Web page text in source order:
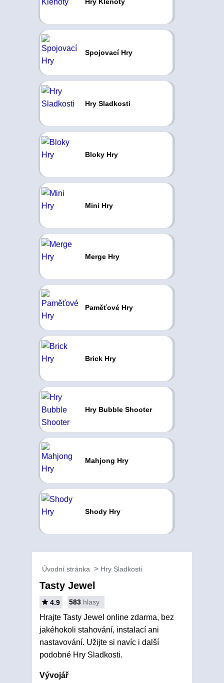
Spojovací Hry
Hry Sladkosti
Bloky Hry
Mini Hry
Merge Hry
Paměťové Hry
Brick Hry
Hry Bubble Shooter
Mahjong Hry
Shody Hry
Úvodní stránka Hry Sladkosti
Tasty Jewel
4.9 583 hlasy
Hrajte Tasty Jewel online zdarma, bez
jakéhokoli stahování, instalací ani
nastavování. Užijte si navíc i další
podobné Hry Sladkosti.
Vývojář